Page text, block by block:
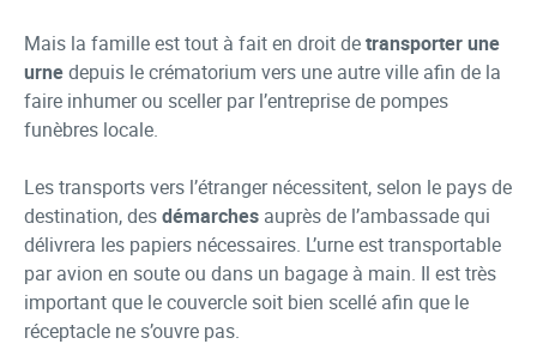
Mais la famille est tout à fait en droit detransporter une
urnedepuis le crématorium vers une autre ville afin de la
faire inhumer ou sceller par l’entreprise de pompes
funèbres locale.
Les transports vers l’étranger nécessitent, selon le pays de
destination, desdémarches auprès de l’ambassade qui
délivrera les papiers nécessaires. L’urne est transportable
par avion en soute ou dans un bagage à main. Il est très
important que le couvercle soit bien scellé afin que le
réceptacle ne s’ouvre pas.